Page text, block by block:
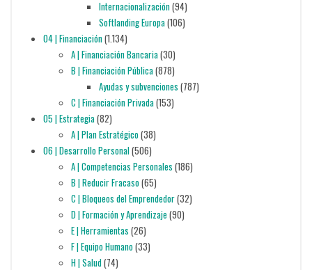
Internacionalización(94)
Softlanding Europa(106)
04 | Financiación(1.134)
A | Financiación Bancaria(30)
B | Financiación Pública(878)
Ayudas y subvenciones (787)
C | Financiación Privada(153)
05 | Estrategia(82)
A | Plan Estratégico(38)
06 | Desarrollo Personal(506)
A | Competencias Personales (186)
B | Reducir Fracaso(65)
C | Bloqueos del Emprendedor(32)
D | Formación y Aprendizaje (90)
E | Herramientas (26)
F | Equipo Humano(33)
H | Salud(74)